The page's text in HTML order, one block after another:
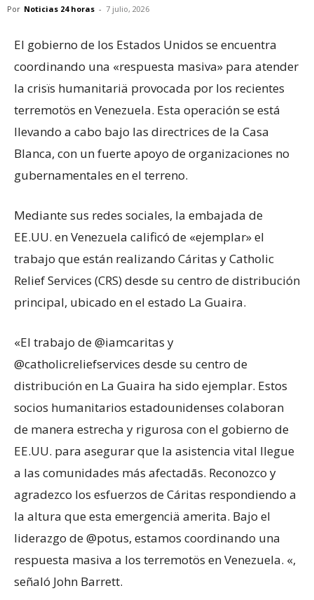
Por Noticias 24 horas - 7 julio, 2026
El gobierno de los Estados Unidos se encuentra
coordinando una «respuesta masiva» para atender
la crisïs humanitariä provocada por los recientes
terremotös en Venezuela. Esta operación se está
llevando a cabo bajo las directrices de la Casa
Blanca, con un fuerte apoyo de organizaciones no
gubernamentales en el terreno.
Mediante sus redes sociales, la embajada de
EE.UU. en Venezuela calificó de «ejemplar» el
trabajo que están realizando Cáritas y Catholic
Relief Services (CRS) desde su centro de distribución
principal, ubicado en el estado La Guaira.
«El trabajo de @iamcaritas y
@catholicreliefservices desde su centro de
distribución en La Guaira ha sido ejemplar. Estos
socios humanitarios estadounidenses colaboran
de manera estrecha y rigurosa con el gobierno de
EE.UU. para asegurar que la asistencia vital llegue
a las comunidades más afectadās. Reconozco y
agradezco los esfuerzos de Cáritas respondiendo a
la altura que esta emergenciä amerita. Bajo el
liderazgo de @potus, estamos coordinando una
respuesta masiva a los terremotös en Venezuela. «,
señaló John Barrett.